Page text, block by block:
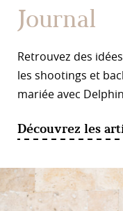
Journal
Retrouvez des
les shootings et
mariée avec
Découvrez les